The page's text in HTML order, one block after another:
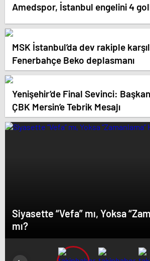
Amedspor, İstanbul engelini 4
MSK İstanbul’da dev rakiple
Fenerbahçe Beko deplasmanı
Yenişehir’de Final Sevinci:
ÇBK Mersin’e Tebrik Mesajı
Siyasette “Vefa” mı, Yoksa
mı?